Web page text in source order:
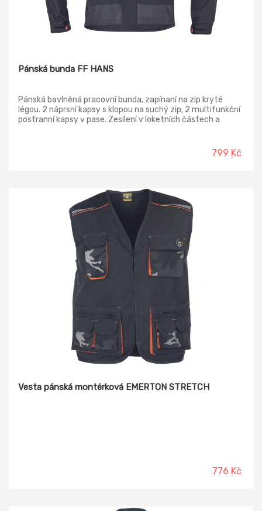
Pánská bunda FF HANS
Pánská bavlněná pracovní bunda, zapínaní na zip kryté
légou. 2 náprsní kapsy s klopou na suchý zip, 2 multifunkční
postranní kapsy v pase. Zesílení v loketních částech a
799 Kč
Vesta pánská montérková EMERTON STRETCH
776 Kč